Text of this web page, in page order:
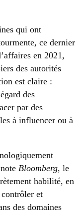
qui ont
ce dernier
en 2021,
des autorités
est claire :
des
par des
à influencer ou à
Bloomberg, le
habilité, en
et
des domaines